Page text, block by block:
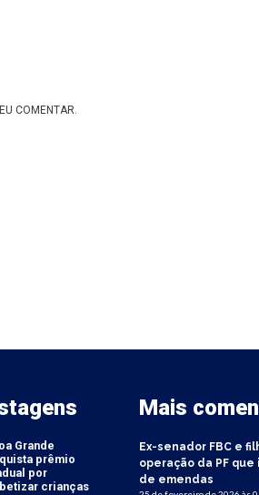
COMENTAR.
Grande
prêmio
por
crianças
Mais
Ex-senador FBC e
operação da PF
de emendas